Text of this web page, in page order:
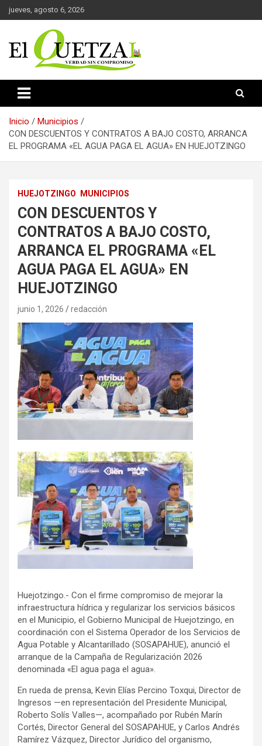
Saltar
al
jueves, agosto 6, 2026
El Quetzal de Cholula
Inicio
Municipios
CON DESCUENTOS Y CONTRATOS A BAJO COSTO, ARRANCA
EL PROGRAMA «EL AGUA PAGA EL AGUA» EN HUEJOTZINGO
HUEJOTZINGO MUNICIPIOS
CON DESCUENTOS Y
CONTRATOS A BAJO COSTO,
ARRANCA EL PROGRAMA «EL
AGUA PAGA EL AGUA» EN
HUEJOTZINGO
junio 1, 2026 redacción
Huejotzingo.- Con el firme compromiso de mejorar la
infraestructura hídrica y regularizar los servicios básicos
en el Municipio, el Gobierno Municipal de Huejotzingo, en
coordinación con el Sistema Operador de los Servicios de
Agua Potable y Alcantarillado (SOSAPAHUE), anunció el
arranque de la Campaña de Regularización 2026
denominada «El agua paga el agua».
En rueda de prensa, Kevin Elías Percino Toxqui, Director de
Ingresos —en representación del Presidente Municipal,
Roberto Solís Valles—, acompañado por Rubén Marín
Cortés, Director General del SOSAPAHUE, y Carlos Andrés
Ramírez Vázquez, Director Jurídico del organismo,